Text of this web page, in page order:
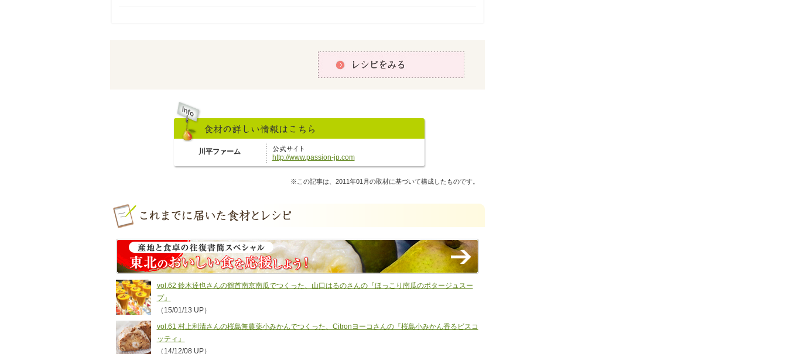
川平ファーム
http://www.passion-jp.com
※この記事は、2011年01月の取材に基づいて構成したものです。
vol.62 鈴木達也さんの鶴首南京南瓜でつくった、山口はるのさんの『ほっこり南瓜のポタージュスー
プ』
（15/01/13 UP）
vol.61 村上利清さんの桜島無農薬小みかんでつくった、Citronヨーコさんの『桜島小みかん香るビスコ
ッティ』
（14/12/08 UP）